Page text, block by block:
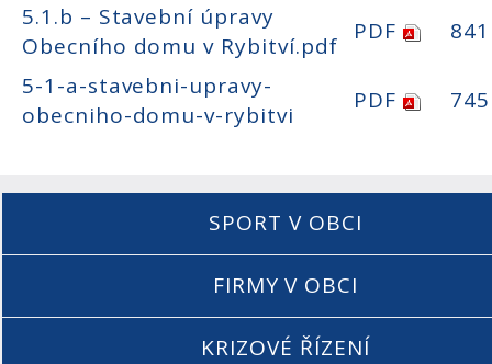
5.1.b – Stavební úpravy
Obecního domu v Rybitví.pdf
PDF
5-1-a-stavebni-upravy-
obecniho-domu-v-rybitvi
PDF
SPORT V OBCI
FIRMY V OBCI
KRIZOVÉ ŘÍZENÍ